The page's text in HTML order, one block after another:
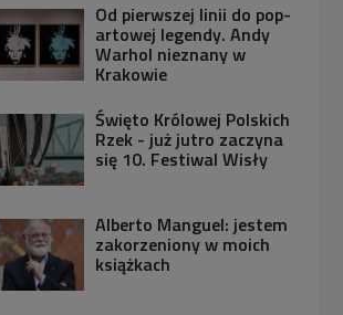
Od pierwszej linii do pop-
artowej legendy. Andy
Warhol nieznany w
Krakowie
Święto Królowej Polskich
Rzek - już jutro zaczyna
się 10. Festiwal Wisły
Alberto Manguel: jestem
zakorzeniony w moich
książkach